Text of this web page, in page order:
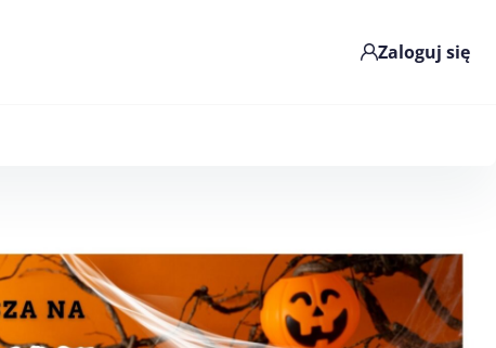
Zaloguj się